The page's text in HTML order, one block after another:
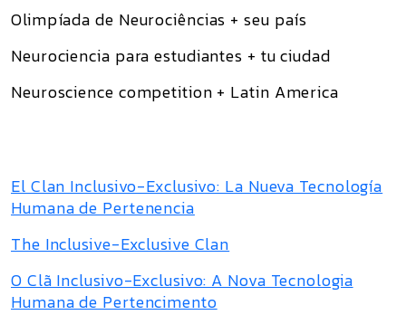
Olimpíada de Neurociências + seu país
Neurociencia para estudiantes + tu ciudad
Neuroscience competition + Latin America
El Clan Inclusivo-Exclusivo: La Nueva Tecnología
Humana de Pertenencia
The Inclusive-Exclusive Clan
O Clã Inclusivo-Exclusivo: A Nova Tecnologia
Humana de Pertencimento